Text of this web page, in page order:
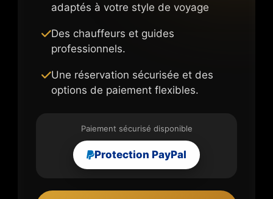
adaptés à votre style de voyage
Des chauffeurs et guides
professionnels.
Une réservation sécurisée et des
options de paiement flexibles.
Paiement sécurisé disponible
Protection PayPal